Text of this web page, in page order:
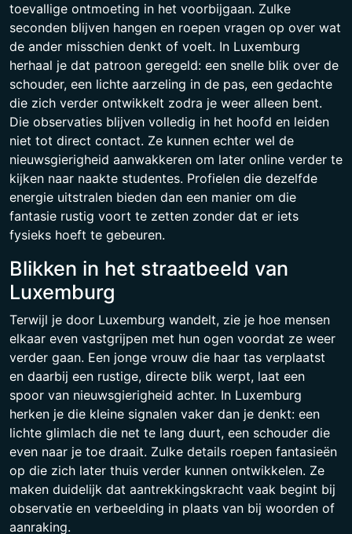
toevallige ontmoeting in het voorbijgaan. Zulke
seconden blijven hangen en roepen vragen op over wat
de ander misschien denkt of voelt. In Luxemburg
herhaal je dat patroon geregeld: een snelle blik over de
schouder, een lichte aarzeling in de pas, een gedachte
die zich verder ontwikkelt zodra je weer alleen bent.
Die observaties blijven volledig in het hoofd en leiden
niet tot direct contact. Ze kunnen echter wel de
nieuwsgierigheid aanwakkeren om later online verder te
kijken naar naakte studentes. Profielen die dezelfde
energie uitstralen bieden dan een manier om die
fantasie rustig voort te zetten zonder dat er iets
fysieks hoeft te gebeuren.
Blikken in het straatbeeld van
Luxemburg
Terwijl je door Luxemburg wandelt, zie je hoe mensen
elkaar even vastgrijpen met hun ogen voordat ze weer
verder gaan. Een jonge vrouw die haar tas verplaatst
en daarbij een rustige, directe blik werpt, laat een
spoor van nieuwsgierigheid achter. In Luxemburg
herken je die kleine signalen vaker dan je denkt: een
lichte glimlach die net te lang duurt, een schouder die
even naar je toe draait. Zulke details roepen fantasieën
op die zich later thuis verder kunnen ontwikkelen. Ze
maken duidelijk dat aantrekkingskracht vaak begint bij
observatie en verbeelding in plaats van bij woorden of
aanraking.